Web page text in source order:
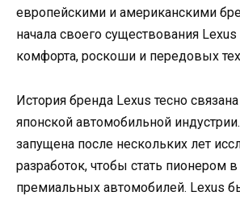
европейскими и американскими
начала своего существования
комфорта, роскоши и передовых
История бренда Lexus тесно
японской автомобильной
запущена после нескольких лет
разработок, чтобы стать пионером
премиальных автомобилей. Lexus